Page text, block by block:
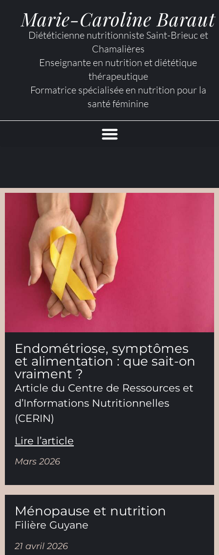
Marie-Caroline Baraut
Diététicienne nutritionniste Saint-Brieuc et
Chamalières
Enseignante en nutrition et diététique
thérapeutique
Formatrice spécialisée en nutrition pour la
santé féminine
Endométriose, symptômes
et alimentation : que sait-on
vraiment ?
Article du Centre de Ressources et
d’Informations Nutritionnelles
(CERIN)
Lire l’article
Mars 2026
Ménopause et nutrition
Filière Guyane
21 avril 2026